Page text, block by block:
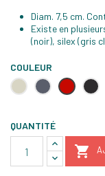
Diam. 7,5 cm.
Existe en
(noir), silex (gris
COULEUR
ArgileGris
fusain
Rouge
grand
QUANTITÉ
